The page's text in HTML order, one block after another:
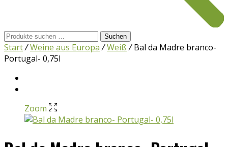
Suchen
nach:
Suchen
Start/Weine aus Europa /Weiß /Bal da Madre branco-
Portugal- 0,75l
Zoom